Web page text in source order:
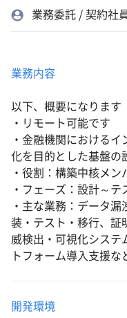
業務委託 / 契約社
業務内容
以下、概要になります
・リモート可能です
・金融機関における
化を目的とした基盤の
・役割：構築中核メン
・フェーズ：設計～テ
・主な業務：データ
装・テスト・移行、証
威検出・可視化システ
トフォーム導入支援な
開発環境